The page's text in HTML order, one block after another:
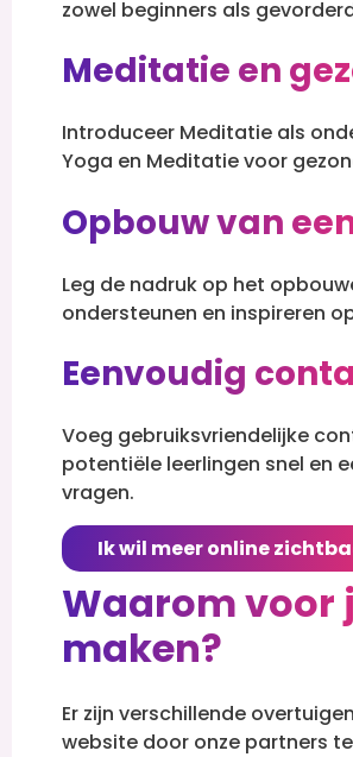
zowel beginners als
Meditatie en
Introduceer Meditatie als
Yoga en Meditatie voor
Opbouw van
Leg de nadruk op het
ondersteunen en inspireren
Eenvoudig
Voeg gebruiksvriendelijke
potentiële leerlingen snel en
vragen.
Ik wil meer online
Waarom voor
maken?
Er zijn verschillende
website door onze partners